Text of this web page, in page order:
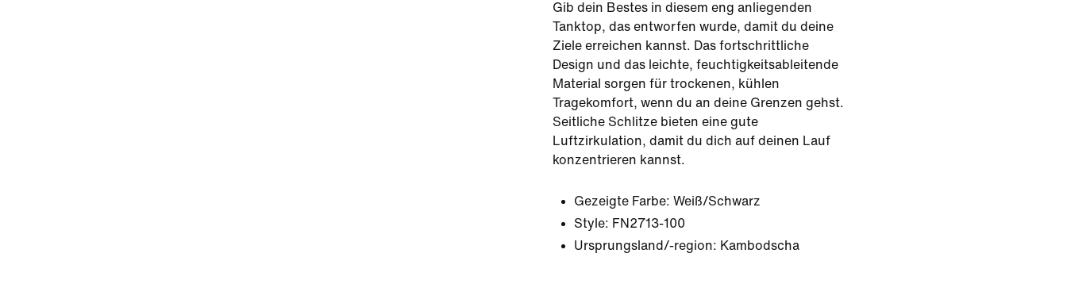
Gib dein Bestes in diesem eng anliegenden
Tanktop, das entworfen wurde, damit du deine
Ziele erreichen kannst. Das fortschrittliche
Design und das leichte, feuchtigkeitsableitende
Material sorgen für trockenen, kühlen
Tragekomfort, wenn du an deine Grenzen gehst.
Seitliche Schlitze bieten eine gute
Luftzirkulation, damit du dich auf deinen Lauf
konzentrieren kannst.
Gezeigte Farbe: Weiß/Schwarz
Style: FN2713-100
Ursprungsland/-region: Kambodscha